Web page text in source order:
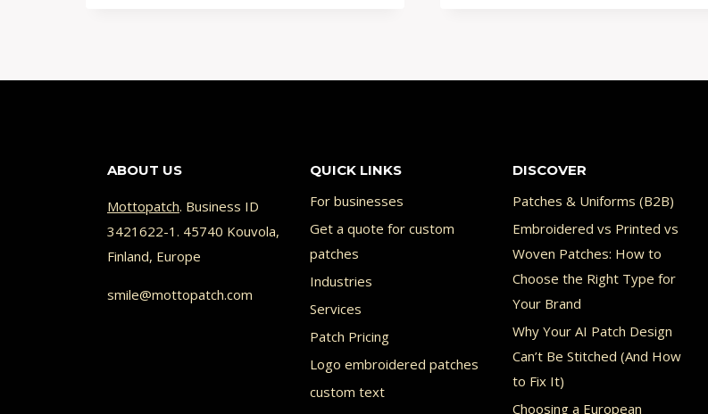
ABOUT US
Mottopatch. Business ID
3421622-1. 45740 Kouvola,
Finland, Europe
smile@mottopatch.com
QUICK LINKS
For businesses
Get a quote for custom
patches
Industries
Services
Patch Pricing
Logo embroidered patches
custom text
DISCOVER
Patches & Uniforms (B2B)
Embroidered vs Printed vs
Woven Patches: How to
Choose the Right Type for
Your Brand
Why Your AI Patch Design
Can’t Be Stitched (And How
to Fix It)
Choosing a European